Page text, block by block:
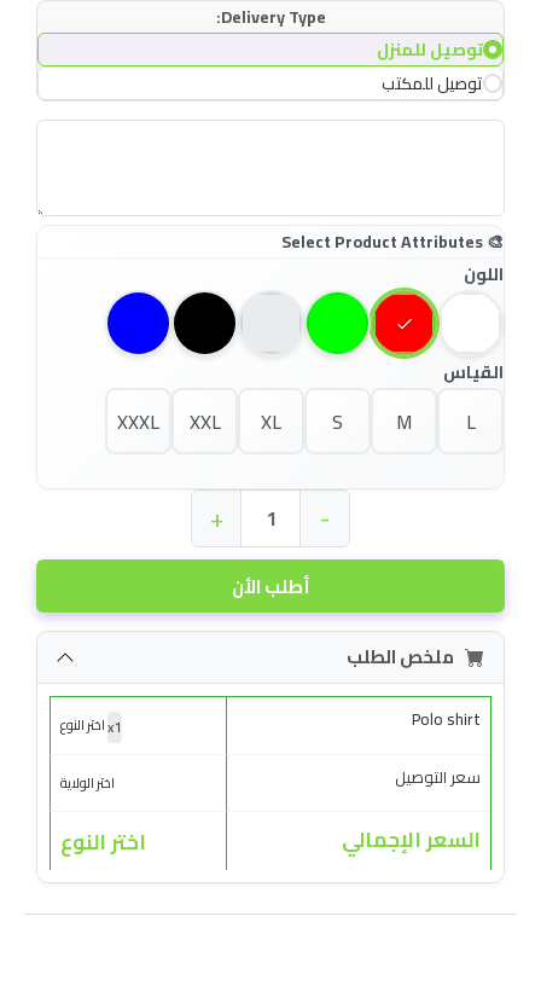
Delivery Type:
توصيل للمنزل
توصيل للمكتب
اللون
القياس
L
M
S
XL
XXL
XXXL
أطلب الأن
-
+
ملخص الطلب
Polo shirt
x1 اختر النوع
سعر التوصيل اختر الولاية
السعر الإجمالي اختر النوع